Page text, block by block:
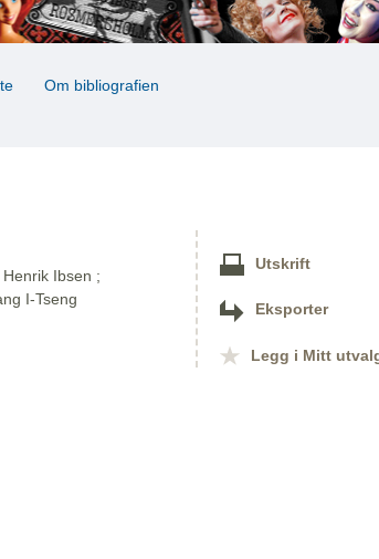
Om bibliografien
Ibsen ;
I-Tseng
Utskrift
Eksporter
Legg i Mitt